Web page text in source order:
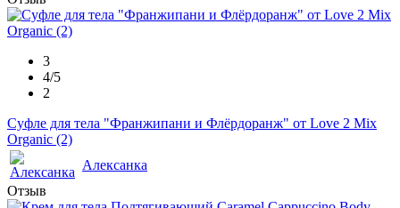
3
4/5
2
Суфле для тела "Франжипани и Флёрдоранж" от Love 2 Mix
Organic (2)
Алексанка
Отзыв